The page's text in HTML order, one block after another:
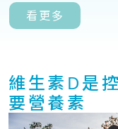
看更多
維生素D是
要營養素